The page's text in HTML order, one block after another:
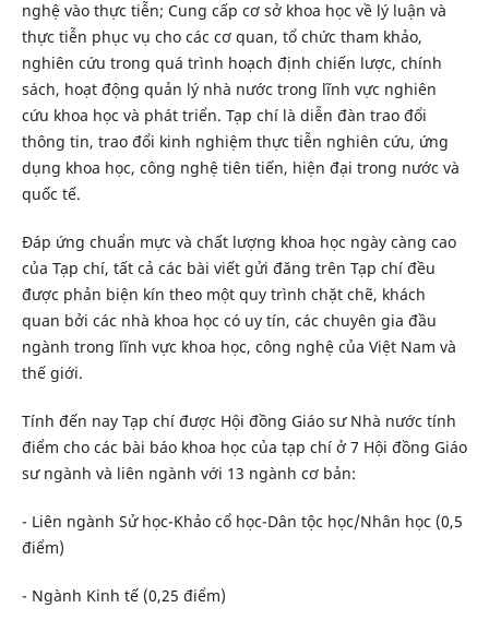
nghệ vào thực tiễn; Cung cấp cơ sở khoa học về lý luận và
thực tiễn phục vụ cho các cơ quan, tổ chức tham khảo,
nghiên cứu trong quá trình hoạch định chiến lược, chính
sách, hoạt động quản lý nhà nước trong lĩnh vực nghiên
cứu khoa học và phát triển. Tạp chí là diễn đàn trao đổi
thông tin, trao đổi kinh nghiệm thực tiễn nghiên cứu, ứng
dụng khoa học, công nghệ tiên tiến, hiện đại trong nước và
quốc tế.
Đáp ứng chuẩn mực và chất lượng khoa học ngày càng cao
của Tạp chí, tất cả các bài viết gửi đăng trên Tạp chí đều
được phản biện kín theo một quy trình chặt chẽ, khách
quan bởi các nhà khoa học có uy tín, các chuyên gia đầu
ngành trong lĩnh vực khoa học, công nghệ của Việt Nam và
thế giới.
Tính đến nay Tạp chí được Hội đồng Giáo sư Nhà nước tính
điểm cho các bài báo khoa học của tạp chí ở 7 Hội đồng Giáo
sư ngành và liên ngành với 13 ngành cơ bản:
- Liên ngành Sử học-Khảo cổ học-Dân tộc học/Nhân học (0,5
điểm)
- Ngành Kinh tế (0,25 điểm)